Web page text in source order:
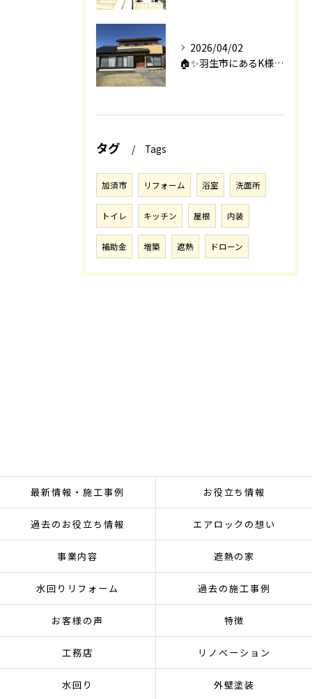
2026/04/02
🏠✨羽生市にあるK様邸は、2008年に㈱エアロックで新築され...
タグ Tags
加須市 リフォーム 浴室 洗面所
トイレ キッチン 屋根 内装
補助金 増築 遮熱 ドローン
最新情報・施工事例 お役立ち情報
過去のお役立ち情報 エアロックの想い
事業内容 遮熱の家
水回りリフォーム 過去の施工事例
お客様の声 特徴
工務店 リノベーション
水回り 外壁塗装